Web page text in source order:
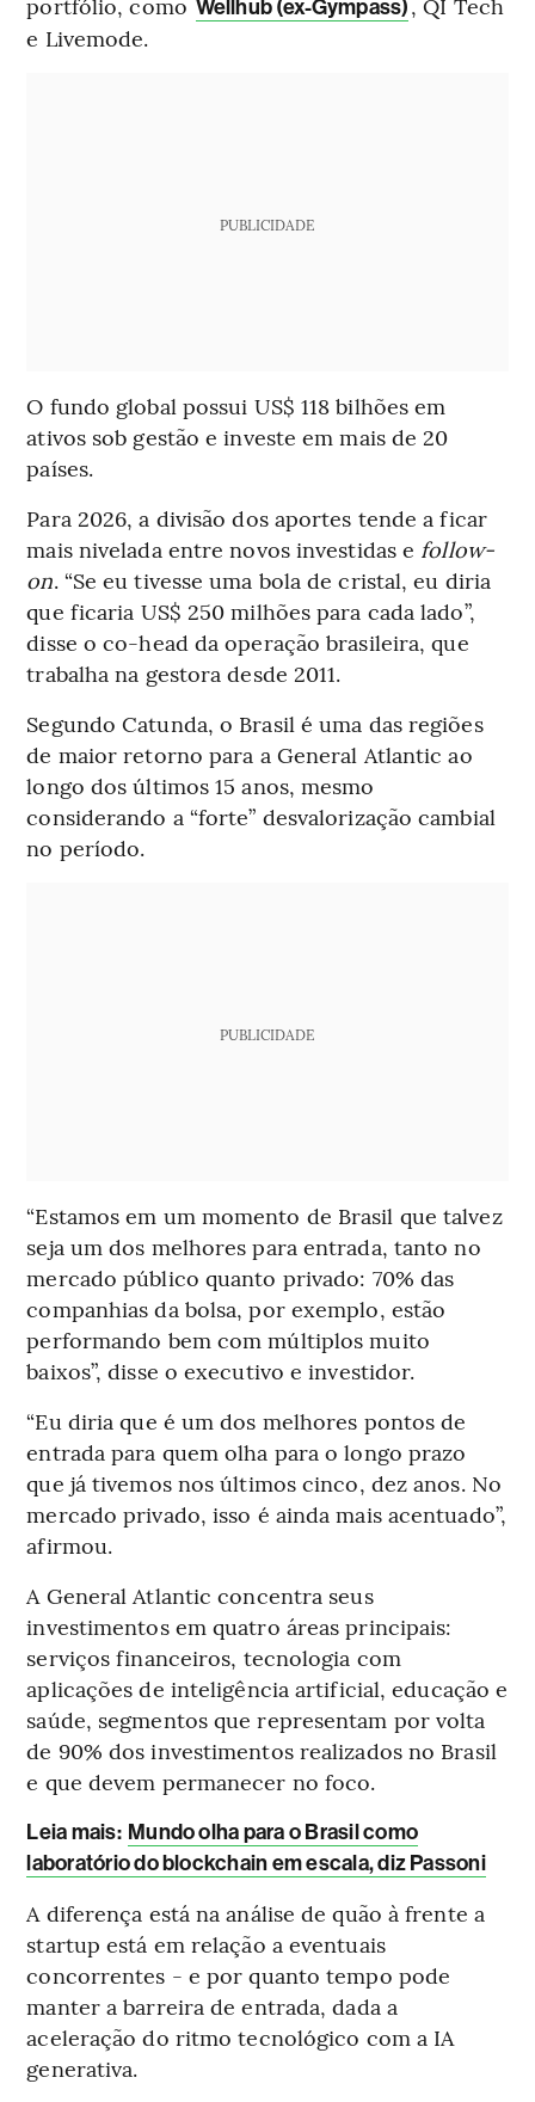
Wellhub (ex-Gympass)
e Livemode.
PUBLICIDADE
O fundo global possui US$ 118 bilhões em
ativos sob gestão e investe em mais de 20
países.
Para 2026, a divisão dos aportes tende a ficar
mais nivelada entre novos investidas e follow-
on. “Se eu tivesse uma bola de cristal, eu diria
que ficaria US$ 250 milhões para cada lado”,
disse o co-head da operação brasileira, que
trabalha na gestora desde 2011.
Segundo Catunda, o Brasil é uma das regiões
de maior retorno para a General Atlantic ao
longo dos últimos 15 anos, mesmo
considerando a “forte” desvalorização cambial
no período.
PUBLICIDADE
“Estamos em um momento de Brasil que talvez
seja um dos melhores para entrada, tanto no
mercado público quanto privado: 70% das
companhias da bolsa, por exemplo, estão
performando bem com múltiplos muito
baixos”, disse o executivo e investidor.
“Eu diria que é um dos melhores pontos de
entrada para quem olha para o longo prazo
que já tivemos nos últimos cinco, dez anos. No
mercado privado, isso é ainda mais acentuado”,
afirmou.
A General Atlantic concentra seus
investimentos em quatro áreas principais:
serviços financeiros, tecnologia com
aplicações de inteligência artificial, educação e
saúde, segmentos que representam por volta
de 90% dos investimentos realizados no Brasil
e que devem permanecer no foco.
Leia mais: Mundo olha para o Brasil como
laboratório do blockchain em escala, diz Passoni
A diferença está na análise de quão à frente a
startup está em relação a eventuais
concorrentes - e por quanto tempo pode
manter a barreira de entrada, dada a
aceleração do ritmo tecnológico com a IA
generativa.